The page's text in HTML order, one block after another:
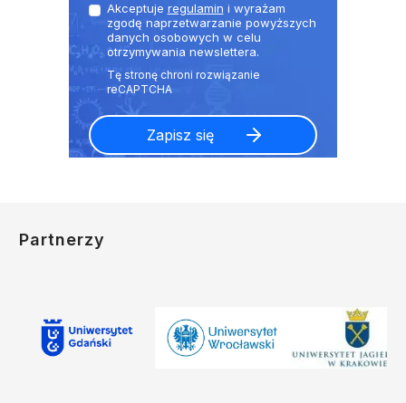
Akceptuje regulamin i wyrażam
zgodę naprzetwarzanie powyższych
danych osobowych w celu
otrzymywania newslettera.
Partnerzy